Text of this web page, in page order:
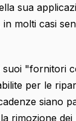
sua
molti casi
"fornitori
per le
siano
rimozione